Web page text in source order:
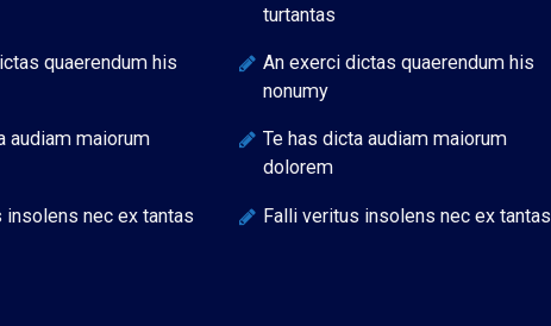
quaerendum his
audiam maiorum
insolens nec ex tantas
turtantas
An exerci dictas quaerendum his
nonumy
Te has dicta audiam maiorum
dolorem
Falli veritus insolens nec ex tantas